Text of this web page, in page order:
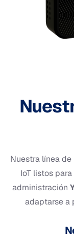
Nuestra línea de
IoT listos
administración
adaptarse a